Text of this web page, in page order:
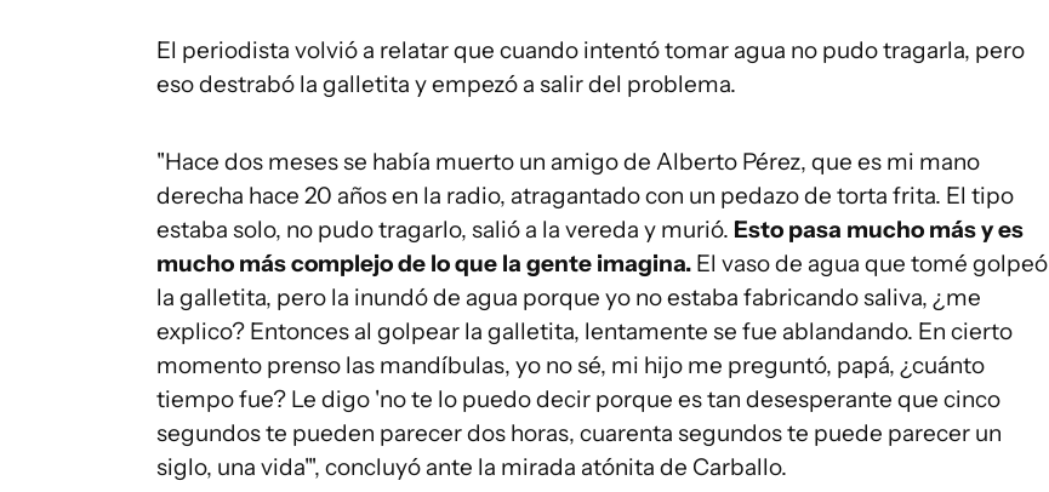
El periodista volvió a relatar que cuando intentó tomar agua no pudo tragarla, pero
eso destrabó la galletita y empezó a salir del problema.
"Hace dos meses se había muerto un amigo de Alberto Pérez, que es mi mano
derecha hace 20 años en la radio, atragantado con un pedazo de torta frita. El tipo
estaba solo, no pudo tragarlo, salió a la vereda y murió. Esto pasa mucho más y es
mucho más complejo de lo que la gente imagina. El vaso de agua que tomé golpeó
la galletita, pero la inundó de agua porque yo no estaba fabricando saliva, ¿me
explico? Entonces al golpear la galletita, lentamente se fue ablandando. En cierto
momento prenso las mandíbulas, yo no sé, mi hijo me preguntó, papá, ¿cuánto
tiempo fue? Le digo 'no te lo puedo decir porque es tan desesperante que cinco
segundos te pueden parecer dos horas, cuarenta segundos te puede parecer un
siglo, una vida'", concluyó ante la mirada atónita de Carballo.